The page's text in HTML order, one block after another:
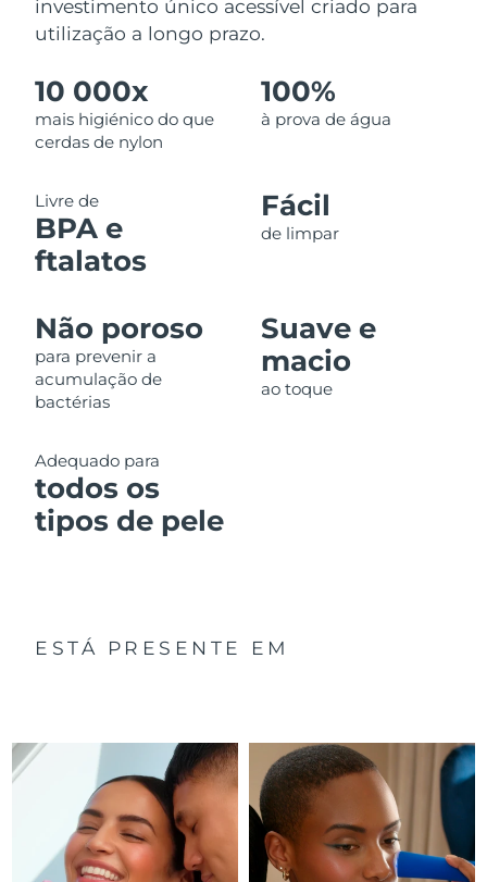
investimento único acessível criado para
utilização a longo prazo.
10 000x
mais higiénico do que
cerdas de nylon
100%
à prova de água
Livre de
BPA e
ftalatos
Fácil
de limpar
Não poroso
para prevenir a
acumulação de
bactérias
Suave e
macio
ao toque
Adequado para
todos os
tipos de pele
ESTÁ PRESENTE EM